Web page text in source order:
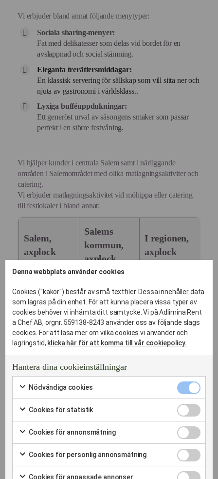
Vi erbjuder bland annat följande menytyper:
Sociala sharing-menyer:
Fat med delikatesser som delas vid bordet för en
avslappnad och social stämning.
Eleganta trerättersmiddagar:
En klassisk servering för sällskap som vill sitta ner och
njuta av gastronomi i världsklass..
Lyxiga bufféuppdukningar:
Ett generöst urval av säsongens smaker som passar
perfekt i en större festvåning.
Vi hjälper kunder i centrala Salem samt i närliggande
områden i Salemområdet med olika matlagningsaktiviter och
catering.
Vi erbjuder matlagningsaktivitet vid möhippa eller catering
till festlokaler i bland annat:
Salem,
axplock
Salems
kommun,
axplock
I regionen,
axplock
Salems
Centrum
Rönninge
Centrum
Söderby
gård
Park
Säby
Torg
Rönninge
Salem
Sandbäck
Söderby
Tumba
kommun
Södertälje
kommun
Huddige
kommun
Denna webbplats använder cookies
Cookies ("kakor") består av små textfiler. Dessa innehåller data
som lagras på din enhet. För att kunna placera vissa typer av
cookies behöver vi inhämta ditt samtycke. Vi på Adlimina Rent
a Chef AB, orgnr. 559138-8243 använder oss av följande slags
cookies. För att läsa mer om vilka cookies vi använder och
lagringstid, klicka här för att komma till vår cookiepolicy.
Hantera dina cookieinställningar
Nödvändiga cookies
att
samtycka
till
av
Nödvändiga
cookies
kryssruta
Cookies för statistik
att
samtycka
till
av
Cookies
Cookies
för
statistik
kryssruta
Cookies för annonsmätning
att
samtycka
till
Cookies
för
kryssruta
Cookies för personlig annonsmätning
Cookies
för
personlig
Cookies för anpassade annonser
Cookies